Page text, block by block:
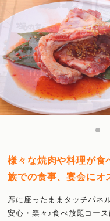
様々な焼肉や料理が食
族での食事、宴会にオ
席に座ったままタッチパネ
安心・楽々♪食べ放題コー